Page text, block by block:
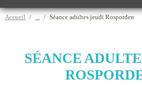
Accueil Séance adultes jeudi Rosporden
SÉANCE